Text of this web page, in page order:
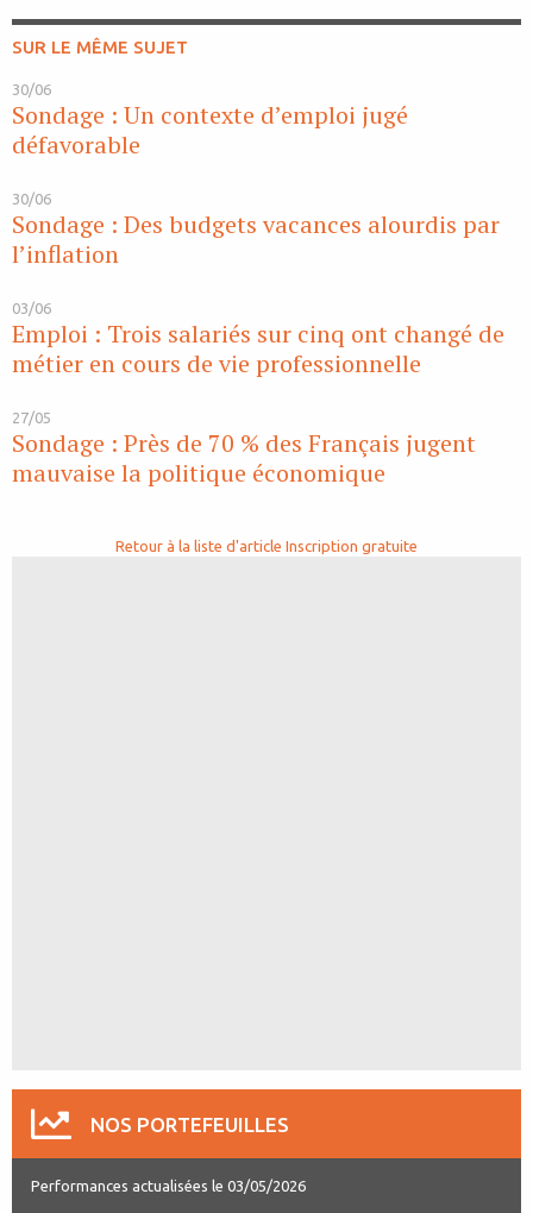
SUR LE MÊME SUJET
30/06
Sondage : Un contexte d’emploi jugé
défavorable
30/06
Sondage : Des budgets vacances alourdis par
l’inflation
03/06
Emploi : Trois salariés sur cinq ont changé de
métier en cours de vie professionnelle
27/05
Sondage : Près de 70 % des Français jugent
mauvaise la politique économique
Retour à la liste d'article Inscription gratuite
NOS PORTEFEUILLES
Performances actualisées le 03/05/2026